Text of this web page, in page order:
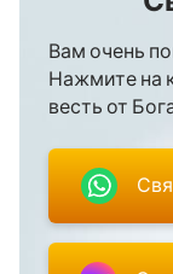
Вам очень
Нажмите на
весть от